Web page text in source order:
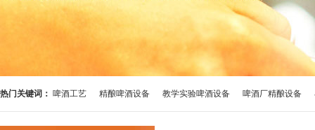
热门关键词： 啤酒工艺 精酿啤酒设备 教学实验啤酒设备 啤酒厂精酿设备